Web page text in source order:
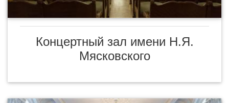
Концертный зал имени Н.Я.
Мясковского